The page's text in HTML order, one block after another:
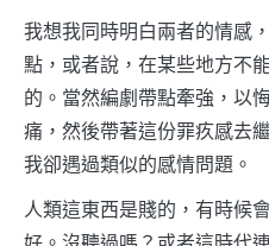
我想我同時明白兩者的情感
點，或者說，在某些地方不
的。當然編劇帶點牽強，以
痛，然後帶著這份罪疚感去
我卻遇過類似的感情問題。
人類這東西是賤的，有時候